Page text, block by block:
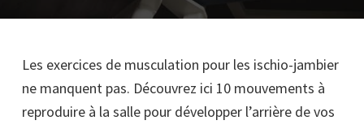
Les exercices de musculation pour les ischio-jambier
ne manquent pas. Découvrez ici 10 mouvements à
reproduire à la salle pour développer l’arrière de vos